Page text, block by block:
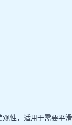
性，适用于需要平滑